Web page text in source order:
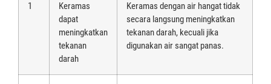
1
Keramas
dapat
meningkatkan
tekanan
darah
Keramas dengan air hangat tidak
secara langsung meningkatkan
tekanan darah, kecuali jika
digunakan air sangat panas.